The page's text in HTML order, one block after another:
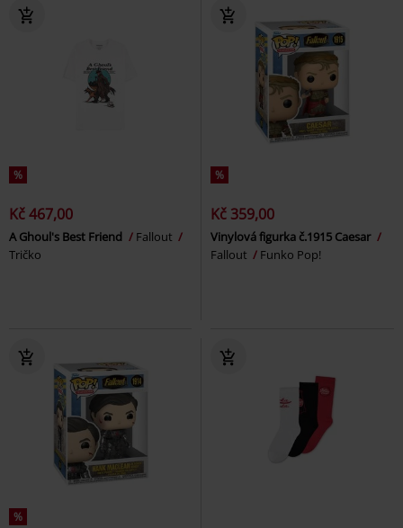
%
Kč 467,00
A Ghoul's Best Friend
Fallout
Tričko
%
Kč 359,00
Vinylová figurka č.1915 Caesar
Fallout
Funko Pop!
%